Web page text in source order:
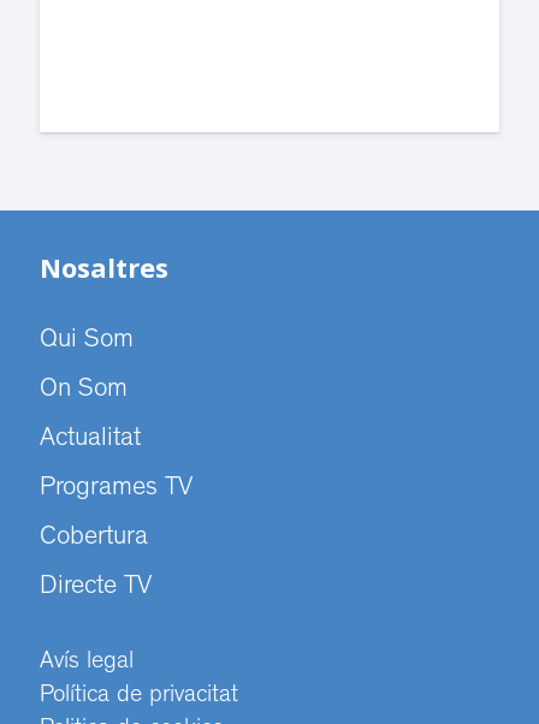
Nosaltres
Qui Som
On Som
Actualitat
Programes TV
Cobertura
Directe TV
Avís legal
Política de privacitat